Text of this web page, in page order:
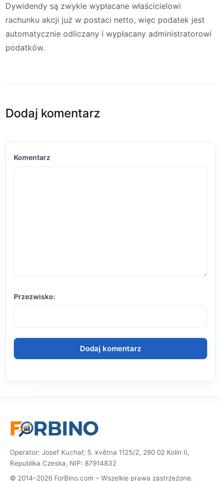
Dywidendy są zwykle wypłacane właścicielowi
rachunku akcji już w postaci netto, więc podatek jest
automatycznie odliczany i wypłacany administratorowi
podatków.
Dodaj komentarz
Komentarz
Przezwisko:
Operator: Josef Kuchař, 5. května 1125/2, 280 02 Kolín II,
Republika Czeska, NIP: 87914832
© 2014–2026 ForBino.com – Wszelkie prawa zastrzeżone.